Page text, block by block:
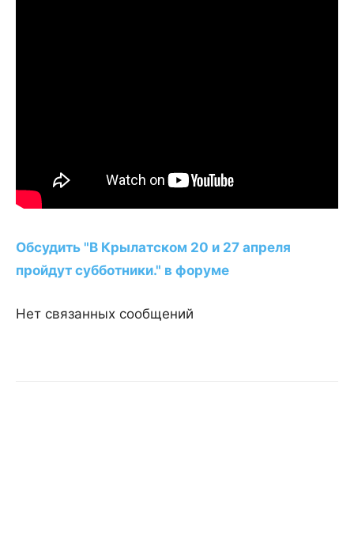
Обсудить "В Крылатском 20 и 27 апреля
пройдут субботники." в форуме
Нет связанных сообщений